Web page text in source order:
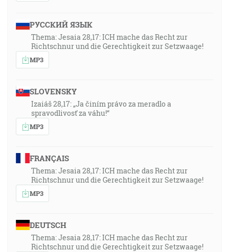
РУССКИЙ ЯЗЫК
Thema: Jesaia 28,17: ICH mache das Recht zur
Richtschnur und die Gerechtigkeit zur Setzwaage!
MP3
SLOVENSKY
Izaiáš 28,17: „Ja činím právo za meradlo a
spravodlivosť za váhu!“
MP3
FRANÇAIS
Thema: Jesaia 28,17: ICH mache das Recht zur
Richtschnur und die Gerechtigkeit zur Setzwaage!
MP3
DEUTSCH
Thema: Jesaia 28,17: ICH mache das Recht zur
Richtschnur und die Gerechtigkeit zur Setzwaage!